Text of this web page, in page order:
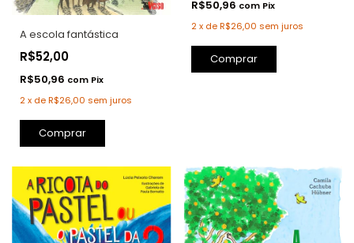
A escola fantástica
R$52,00
R$50,96 com Pix
2x deR$26,00 sem juros
Comprar
R$50,96 com Pix
2 x deR$26,00 sem juros
Comprar